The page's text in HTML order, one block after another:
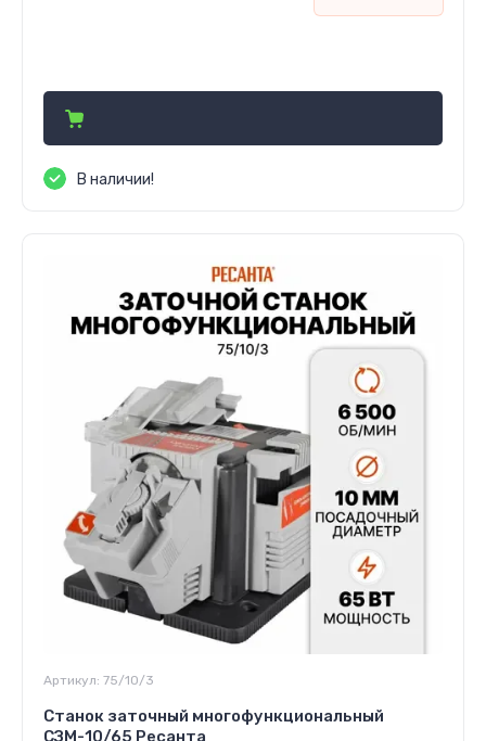
В наличии!
Артикул: 75/10/3
Станок заточный многофункциональный
СЗМ-10/65 Ресанта